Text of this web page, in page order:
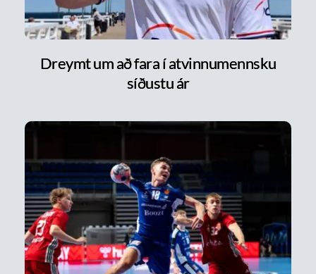
Dreymt um að fara í atvinnumennsku
síðustu ár